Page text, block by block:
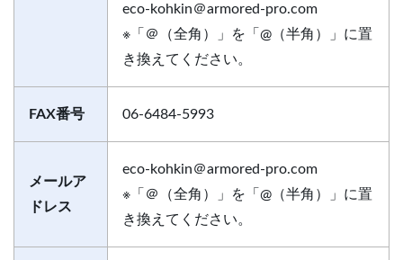
eco-kohkin＠armored-pro.com
※「＠（全角）」を「@（半角）」に置
き換えてください。
FAX番号 06-6484-5993
メールア
ドレス
eco-kohkin＠armored-pro.com
※「＠（全角）」を「@（半角）」に置
き換えてください。